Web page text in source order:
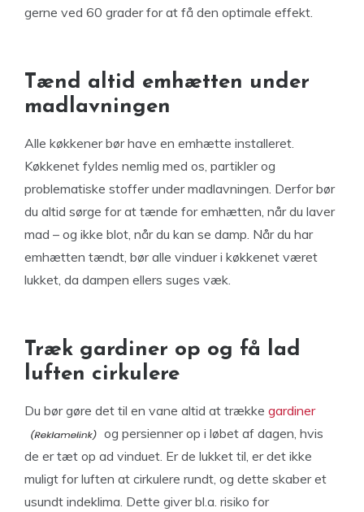
gerne ved 60 grader for at få den optimale effekt.
Tænd altid emhætten under
madlavningen
Alle køkkener bør have en emhætte installeret.
Køkkenet fyldes nemlig med os, partikler og
problematiske stoffer under madlavningen. Derfor bør
du altid sørge for at tænde for emhætten, når du laver
mad – og ikke blot, når du kan se damp. Når du har
emhætten tændt, bør alle vinduer i køkkenet været
lukket, da dampen ellers suges væk.
Træk gardiner op og få lad
luften cirkulere
Du bør gøre det til en vane altid at trække gardiner
og persienner op i løbet af dagen, hvis
de er tæt op ad vinduet. Er de lukket til, er det ikke
muligt for luften at cirkulere rundt, og dette skaber et
usundt indeklima. Dette giver bl.a. risiko for